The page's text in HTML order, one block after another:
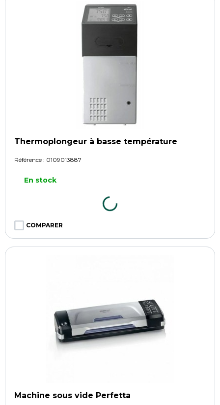
Thermoplongeur à basse température
Référence : 0109013887
En stock
COMPARER
Machine sous vide Perfetta